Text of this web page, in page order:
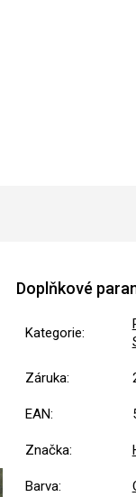
Doplňkové
Kategorie:
Záruka:
EAN:
Značka:
Barva: